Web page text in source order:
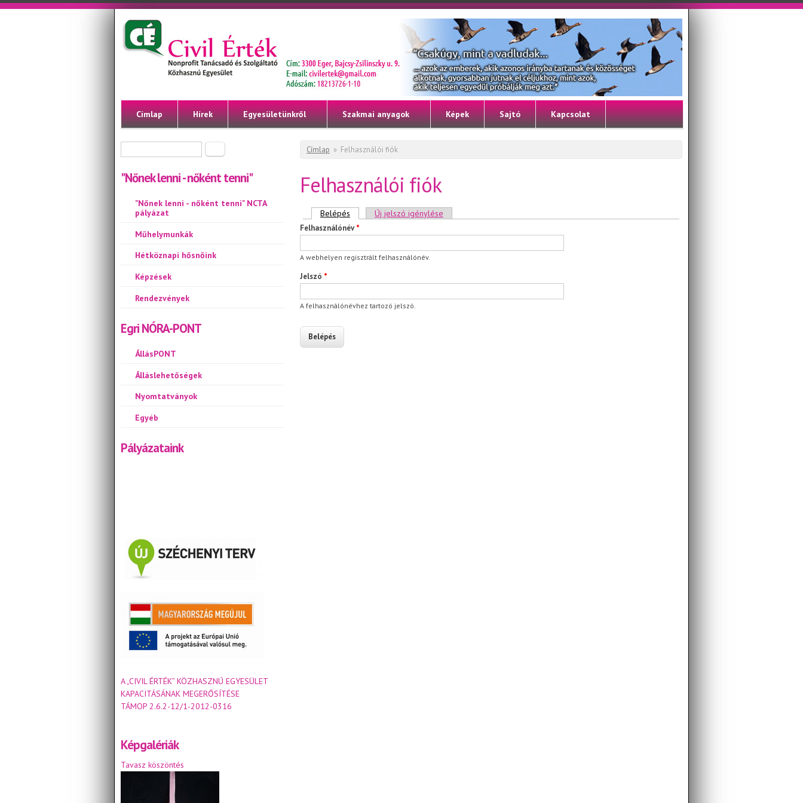
Ugrás a tartalomra
Civil
Érték
Nonprofit
Tanácsadó
Szolgáltató
Egyesület
Címlap Hírek Egyesületünkről Szakmai anyagok Képek Sajtó Kapcsolat
Jelenlegi hely
Címlap » Felhasználói fiók
Felhasználói fiók
Elsődleges fülek
Belépés (aktív fül)Új jelszó igénylése
Felhasználónév*
A webhelyen regisztrált felhasználónév.
Jelszó *
A felhasználónévhez tartozó jelszó.
Keresés
"Nőnek lenni - nőként tenni"
"Nőnek lenni - nőként tenni" NCTA
pályázat
Műhelymunkák
Hétköznapi hősnőink
Képzések
Rendezvények
Egri NÓRA-PONT
ÁllásPONT
Álláslehetőségek
Nyomtatványok
Egyéb
Pályázataink
A „CIVIL ÉRTÉK” KÖZHASZNÚ EGYESÜLET
KAPACITÁSÁNAK MEGERŐSÍTÉSE
TÁMOP 2.6.2-12/1-2012-0316
Képgalériák
Tavasz köszöntés